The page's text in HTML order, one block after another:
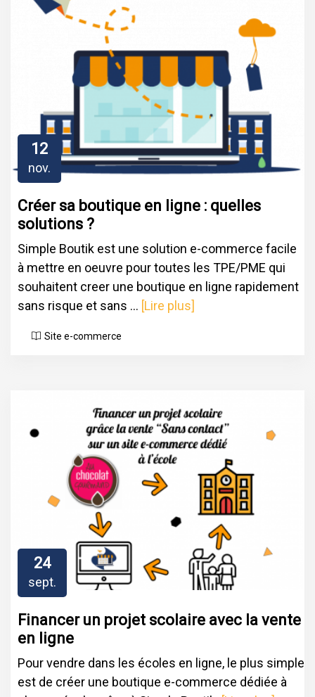
12
nov.
Créer sa boutique en ligne : quelles
solutions ?
Simple Boutik est une solution e-commerce facile
à mettre en oeuvre pour toutes les TPE/PME qui
souhaitent creer une boutique en ligne rapidement
sans risque et sans ... [Lire plus]
Site e-commerce
24
sept.
Financer un projet scolaire avec la vente
en ligne
Pour vendre dans les écoles en ligne, le plus simple
est de créer une boutique e-commerce dédiée à